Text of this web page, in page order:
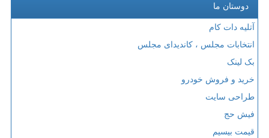
دوستان ما
آتلیه دات کام
انتخابات مجلس ، کاندیدای مجلس
بک لینک
خرید و فروش خودرو
طراحی سایت
فیش حج
قیمت بیسیم